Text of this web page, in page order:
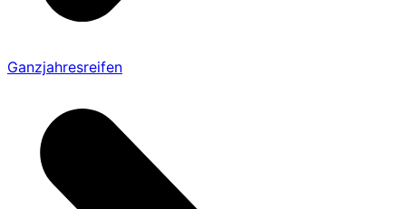
Ganzjahresreifen